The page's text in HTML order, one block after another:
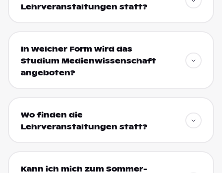
Lehrveranstaltungen statt?
In welcher Form wird das
Studium Medienwissenschaft
angeboten?
Wo finden die
Lehrveranstaltungen statt?
Kann ich mich zum Sommer-